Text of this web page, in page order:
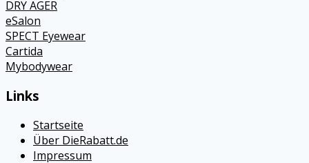
DRY AGER
eSalon
SPECT Eyewear
Cartida
Mybodywear
Links
Startseite
Über DieRabatt.de
Impressum